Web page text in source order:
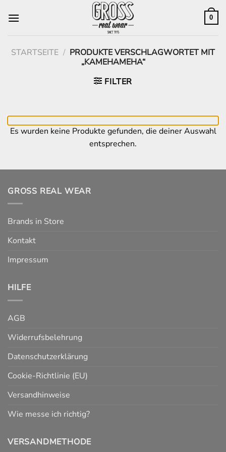
Inhalt
0
STARTSEITE / PRODUKTE VERSCHLAGWORTET MIT
„KAMEHAMEHA“
FILTER
Es wurden keine Produkte gefunden, die deiner Auswahl
entsprechen.
GROSS REAL WEAR
Brands in Store
Kontakt
Impressum
HILFE
AGB
Widerrufsbelehrung
Datenschutzerklärung
Cookie-Richtlinie (EU)
Versandhinweise
Wie messe ich richtig?
VERSANDMETHODE